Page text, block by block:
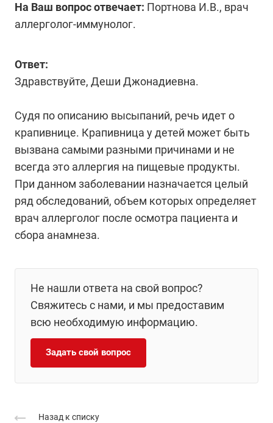
На Ваш вопрос отвечает: Портнова И.В., врач
аллерголог-иммунолог.
Ответ:
Здравствуйте, Деши Джонадиевна.
Судя по описанию высыпаний, речь идет о
крапивнице. Крапивница у детей может быть
вызвана самыми разными причинами и не
всегда это аллергия на пищевые продукты.
При данном заболевании назначается целый
ряд обследований, объем которых определяет
врач аллерголог после осмотра пациента и
сбора анамнеза.
Не нашли ответа на свой вопрос?
Свяжитесь с нами, и мы предоставим
всю необходимую информацию.
Задать свой вопрос
Назад к списку